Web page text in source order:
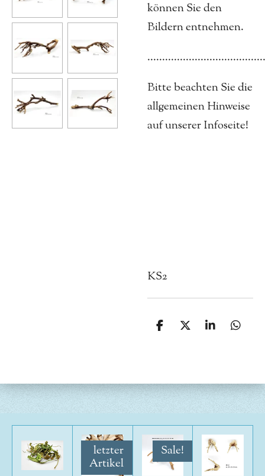
können Sie den
Bildern entnehmen.
Bitte beachten Sie die
allgemeinen Hinweise
auf unserer Infoseite!
KS2
T
n
T
n
T
n
T
n
letzter
Artikel
Sale!